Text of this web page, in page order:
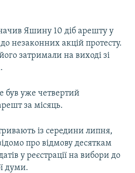
Яшину 10 діб арешту у
незаконних акцій протесту.
затримали на виході зі
був уже четвертий
за місяць.
із середини липня,
про відмову десяткам
у реєстрації на вибори до
думи.